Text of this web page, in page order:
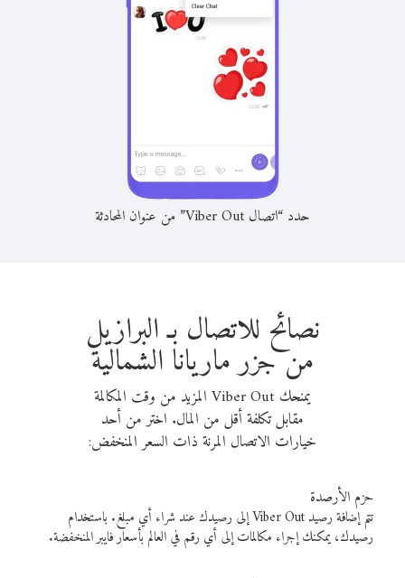
حدد “اتصال Viber Out” من عنوان المحادثة
نصائح للاتصال بـ البرازيل
من جزر ماريانا الشمالية
يمنحك Viber Out المزيد من وقت المكالمة
مقابل تكلفة أقل من المال. اختر من أحد
خيارات الاتصال المرنة ذات السعر المنخفض:
حزم الأرصدة
تتم إضافة رصيد Viber Out إلى رصيدك عند شراء أي مبلغ. باستخدام
رصيدك، يمكنك إجراء مكالمات إلى أي رقم في العالم بأسعار فايبر المنخفضة.